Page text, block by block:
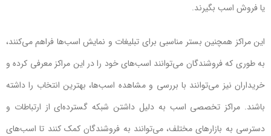
یا فروش اسب بگیرند.
این مراکز همچنین بستر مناسبی برای تبلیغات و نمایش اسب‌ها فراهم می‌کنند،
به طوری که فروشندگان می‌توانند اسب‌های خود را در این مراکز معرفی کرده و
خریداران نیز می‌توانند با بررسی و مشاهده اسب‌ها، بهترین انتخاب را داشته
باشند. مراکز تخصصی اسب به دلیل داشتن شبکه گسترده‌ای از ارتباطات و
دسترسی به بازارهای مختلف، می‌توانند به فروشندگان کمک کنند تا اسب‌های